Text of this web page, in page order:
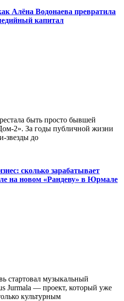
Алёна Водонаева превратила
капитал
быть просто бывшей
2». За годы публичной жизни
звезды до
сколько зарабатывает
на новом «Рандеву» в Юрмале
стартовал музыкальный
Jurmala — проект, который уже
культурным